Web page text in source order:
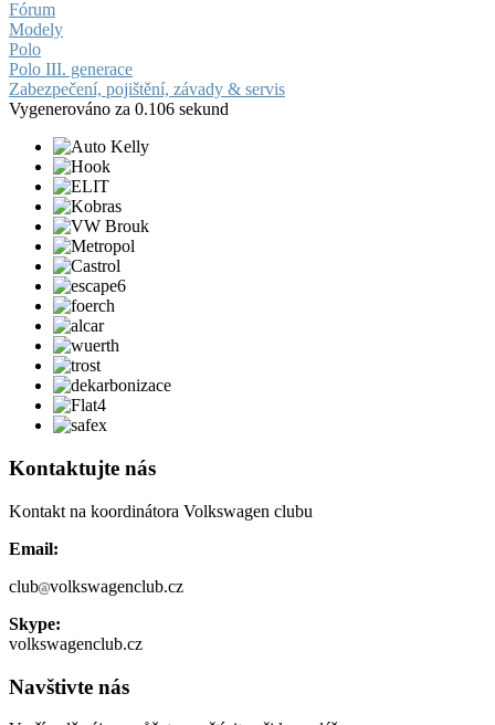
Fórum
Modely
Polo
Polo III. generace
Zabezpečení, pojištění, závady & servis
Vygenerováno za 0.106 sekund
Kontaktujte nás
Kontakt na koordinátora Volkswagen clubu
Email:
club volkswagenclub.cz
Skype:
volkswagenclub.cz
Navštivte nás